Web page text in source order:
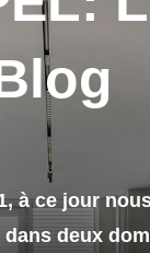
à ce jour
deux